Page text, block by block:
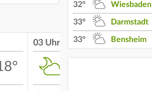
03 Uhr 04 Uhr
32° Wiesbaden
33° Darmstadt
33° Bensheim